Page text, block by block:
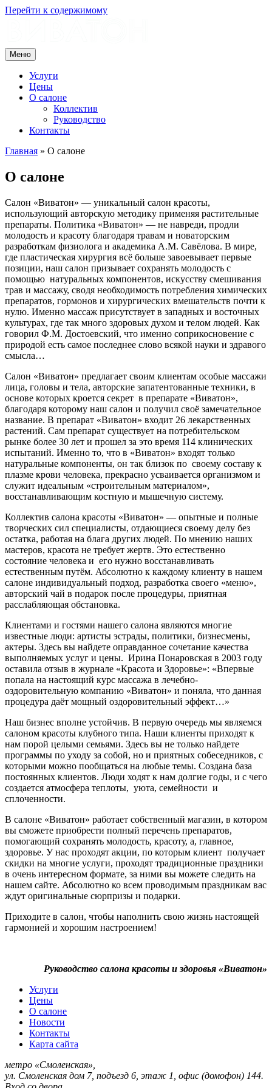
Перейти к содержимому
Меню
Услуги
Цены
О салоне
Коллектив
Руководство
Контакты
Главная » О салоне
О салоне
Салон «Виватон» — уникальный салон красоты,
использующий авторскую методику применяя растительные
препараты. Политика «Виватон» — не навреди, продли
молодость и красоту благодаря травам и новаторским
разработкам физиолога и академика А.М. Савёлова. В мире,
где пластическая хирургия всё больше завоевывает первые
позиции, наш салон призывает сохранять молодость с
помощью натуральных компонентов, искусству смешивания
трав и массажу, сводя необходимость потребления химических
препаратов, гормонов и хирургических вмешательств почти к
нулю. Именно массаж присутствует в западных и восточных
культурах, где так много здоровых духом и телом людей. Как
говорил Ф.М. Достоевский, что именно соприкосновение с
природой есть самое последнее слово всякой науки и здравого
смысла…
Салон «Виватон» предлагает своим клиентам особые массажи
лица, головы и тела, авторские запатентованные техники, в
основе которых кроется секрет в препарате «Виватон»,
благодаря которому наш салон и получил своё замечательное
название. В препарат «Виватон» входит 26 лекарственных
растений. Сам препарат существует на потребительском
рынке более 30 лет и прошел за это время 114 клинических
испытаний. Именно то, что в «Виватон» входят только
натуральные компоненты, он так близок по своему составу к
плазме крови человека, прекрасно усваивается организмом и
служит идеальным «строительным материалом»,
восстанавливающим костную и мышечную систему.
Коллектив салона красоты «Виватон» — опытные и полные
творческих сил специалисты, отдающиеся своему делу без
остатка, работая на блага других людей. По мнению наших
мастеров, красота не требует жертв. Это естественно
состояние человека и его нужно восстанавливать
естественным путём. Абсолютно к каждому клиенту в нашем
салоне индивидуальный подход, разработка своего «меню»,
авторский чай в подарок после процедуры, приятная
расслабляющая обстановка.
Клиентами и гостями нашего салона являются многие
известные люди: артисты эстрады, политики, бизнесмены,
актеры. Здесь вы найдете оправданное сочетание качества
выполняемых услуг и цены. Ирина Понаровская в 2003 году
оставила отзыв в журнале «Красота и Здоровье»: «Впервые
попала на настоящий курс массажа в лечебно-
оздоровительную компанию «Виватон» и поняла, что данная
процедура даёт мощный оздоровительный эффект…»
Наш бизнес вполне устойчив. В первую очередь мы являемся
салоном красоты клубного типа. Наши клиенты приходят к
нам порой целыми семьями. Здесь вы не только найдете
программы по уходу за собой, но и приятных собеседников, с
которыми можно пообщаться на любые темы. Создана база
постоянных клиентов. Люди ходят к нам долгие годы, и с чего
создается атмосфера теплоты, уюта, семейности и
сплоченности.
В салоне «Виватон» работает собственный магазин, в котором
вы сможете приобрести полный перечень препаратов,
помогающий сохранять молодость, красоту, а, главное,
здоровье. У нас проходят акции, по которым клиент получает
скидки на многие услуги, проходят традиционные праздники
в очень интересном формате, за ними вы можете следить на
нашем сайте. Абсолютно ко всем проводимым праздникам вас
ждут оригинальные сюрпризы и подарки.
Приходите в салон, чтобы наполнить свою жизнь настоящей
гармонией и хорошим настроением!
Руководство салона красоты и здоровья «Виватон»
Услуги
Цены
О салоне
Новости
Контакты
Карта сайта
метро «Смоленская»,
ул. Смоленская дом 7, подъезд 6, этаж 1, офис (домофон) 144.